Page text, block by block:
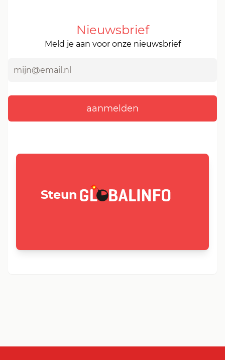
Nieuwsbrief
Meld je aan voor onze nieuwsbrief
Steun GLOBALINFO.nl